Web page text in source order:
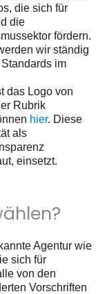
die sich für
die
fördern.
wir ständig
im
das Logo von
Rubrik
hier. Diese
als
einsetzt.
Agentur wie
sich für
von den
Vorschriften